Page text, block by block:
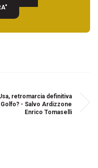
retromarcia definitiva
- Salvo Ardizzone
Enrico Tomaselli